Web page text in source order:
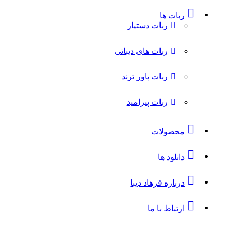
ربات ها
ربات دستیار
ربات های دیباتی
ربات پاور ترند
ربات پیرامید
محصولات
دانلود ها
درباره فرهاد دیبا
ارتباط با ما